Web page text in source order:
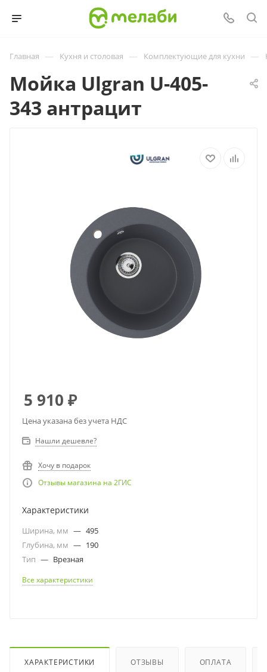
Главная — Кухня и столовая — Комплектующие для кухни —
Мойка Ulgran U-405-
343 антрацит
5 910 ₽
Цена указана без учета НДС
Нашли дешевле?
Хочу в подарок
Отзывы магазина на 2ГИС
Характеристики
Ширина, мм — 495
Глубина, мм — 190
Тип — Врезная
Все характеристики
ХАРАКТЕРИСТИКИ ОТЗЫВЫ ОПЛАТА